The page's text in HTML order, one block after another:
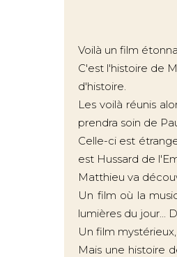
Voilà un film
C'est l'histoire de
d'histoire.
Les voilà réunis
prendra soin de
Celle-ci est
est Hussard de
Matthieu va
Un film où la
lumières du jour...
Un film
Mais une histoire